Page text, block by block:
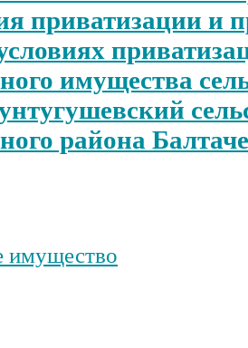
приватизации и
имущества
района
имущество